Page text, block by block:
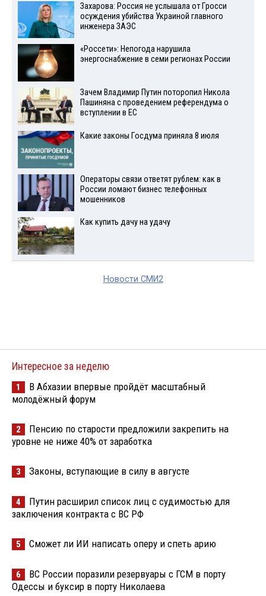
Захарова: Россия не услышала от Гросси
осуждения убийства Украиной главного
инженера ЗАЭС
«Россети»: Непогода нарушила
энергоснабжение в семи регионах России
Зачем Владимир Путин поторопил Никола
Пашиняна с проведением референдума о
вступлении в ЕС
Какие законы Госдума приняла 8 июля
Операторы связи ответят рублем: как в
России ломают бизнес телефонных
мошенников
Как купить дачу на удачу
Новости СМИ2
Интересное за неделю
1
В Абхазии впервые пройдёт масштабный
молодёжный форум
2
Пенсию по старости предложили закрепить на
уровне не ниже 40% от заработка
3 Законы, вступающие в силу в августе
4
Путин расширил список лиц с судимостью для
заключения контракта с ВС РФ
5 Сможет ли ИИ написать оперу и спеть арию
6
ВС России поразили резервуары с ГСМ в порту
Одессы и буксир в порту Николаева